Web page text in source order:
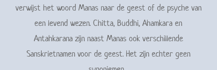
verwijst het woord Manas naar de geest of de psyche van
een levend wezen. Chitta, Buddhi, Ahamkara en
Antahkarana zijn naast Manas ook verschillende
Sanskrietnamen voor de geest. Het zijn echter geen